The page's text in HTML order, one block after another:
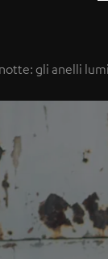
gli anelli